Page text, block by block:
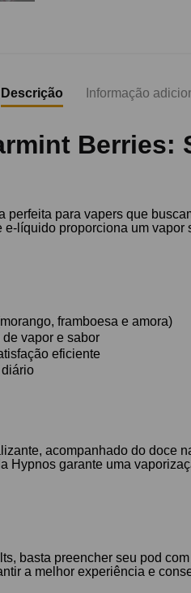
Descrição Informação
Berries:
para vapers que
líquido proporciona um
framboesa e amora)
vapor e sabor
eficiente
acompanhado do doce
Hypnos garante uma
basta preencher seu pod
a melhor experiência e